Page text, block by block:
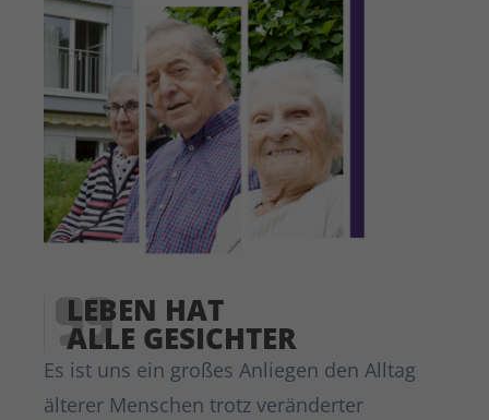
LEBEN HAT
ALLE GESICHTER
Es ist uns ein großes Anliegen den Alltag
älterer Menschen trotz veränderter